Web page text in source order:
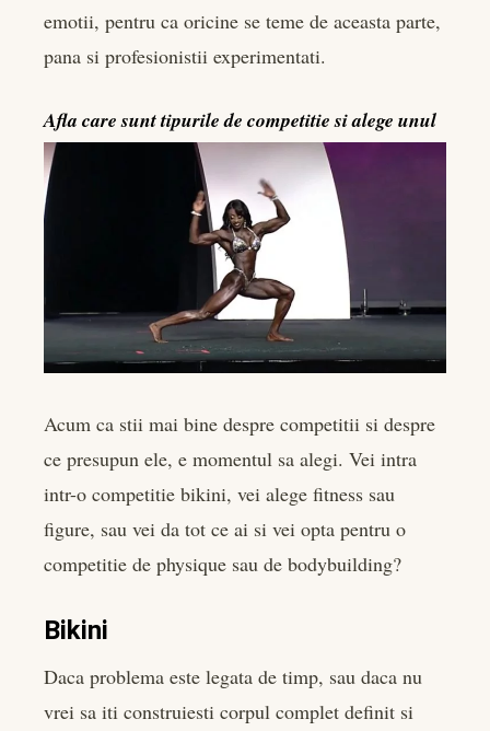
emotii, pentru ca oricine se teme de aceasta parte,
pana si profesionistii experimentati.
Afla care sunt tipurile de competitie si alege unul
Acum ca stii mai bine despre competitii si despre
ce presupun ele, e momentul sa alegi. Vei intra
intr-o competitie bikini, vei alege fitness sau
figure, sau vei da tot ce ai si vei opta pentru o
competitie de physique sau de bodybuilding?
Bikini
Daca problema este legata de timp, sau daca nu
vrei sa iti construiesti corpul complet definit si